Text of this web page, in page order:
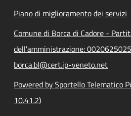
Piano di miglioramento dei servizi
Comune di Borca di Cadore -
dell'amministrazione:
borca.bl@cert.ip-veneto.net
Powered by Sportello Telematico
10.41.2)